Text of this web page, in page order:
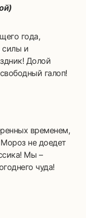
года,
силы и
Долой
галоп!
временем,
не доедет
Мы –
чуда!